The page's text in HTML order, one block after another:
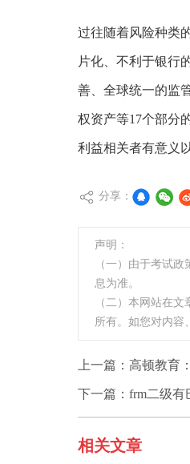
过往随着风险种类
片化、不利于银行
善、全球统一的监
权资产等17个部分
利益相关者有意义
分享：
声明：
（一）由于考试
息为准。
（二）本网站在
所有。如您对内容
上一篇： 高顿教育
下一篇： frm二级有
相关文章